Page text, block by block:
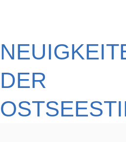
DER